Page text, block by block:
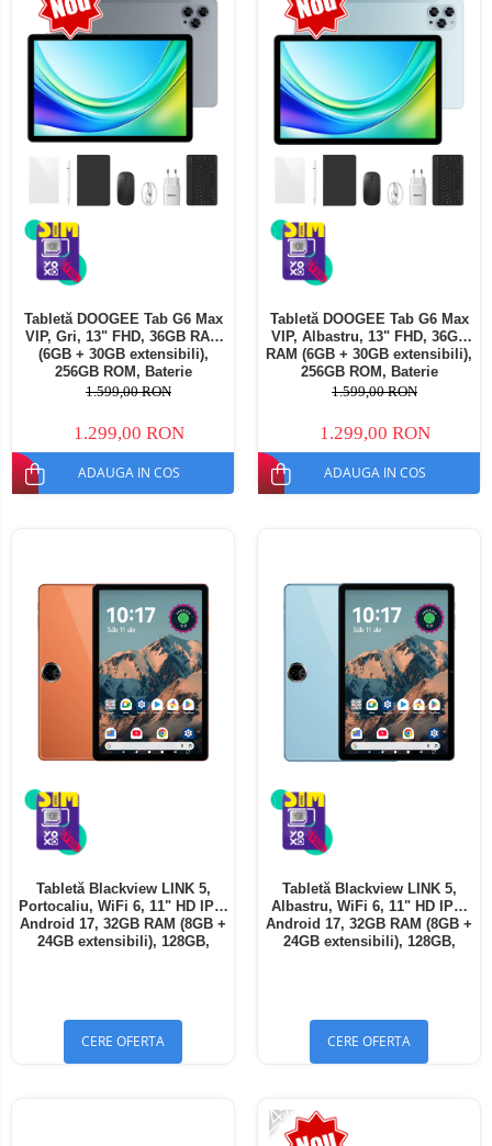
Telefoane mobile Ulefone
Telefoane mobile Unihertz
Telefoane mobile Cubot
Telefoane mobile Blackview
Telefoane mobile OSCAL
Telefoane mobile Fossibot
Telefoane mobile Lagenio
Telefoane mobile Samsung
Telefoane mobile iSEN
Telefoane mobile HUAWEI
Telefoane mobile iHunt
Telefoane mobile Xiaomi
Telefoane mobile Realme
Telefoane mobile ZTE Nubia
Tabletă DOOGEE Tab G6 Max
VIP, Gri, 13" FHD, 36GB RAM
(6GB + 30GB extensibili),
256GB ROM, Baterie
10800mAh, Android, Wi-Fi
1.599,00 RON
1.299,00 RON
ADAUGA IN COS
Tabletă DOOGEE Tab G6 Max
VIP, Albastru, 13" FHD, 36GB
RAM (6GB + 30GB extensibili),
256GB ROM, Baterie
10800mAh, Android, Wi-Fi
1.599,00 RON
1.299,00 RON
ADAUGA IN COS
Tabletă Blackview LINK 5,
Portocaliu, WiFi 6, 11" HD IPS,
Android 17, 32GB RAM (8GB +
24GB extensibili), 128GB,
CERE OFERTA
Tabletă Blackview LINK 5,
Albastru, WiFi 6, 11" HD IPS,
Android 17, 32GB RAM (8GB +
24GB extensibili), 128GB,
CERE OFERTA
-24%